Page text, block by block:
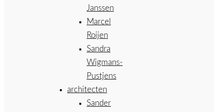
Janssen
Marcel
Roijen
Sandra
Wigmans-
Pustjens
architecten
Sander